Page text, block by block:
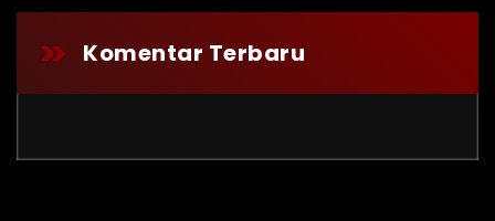
Komentar Terbaru